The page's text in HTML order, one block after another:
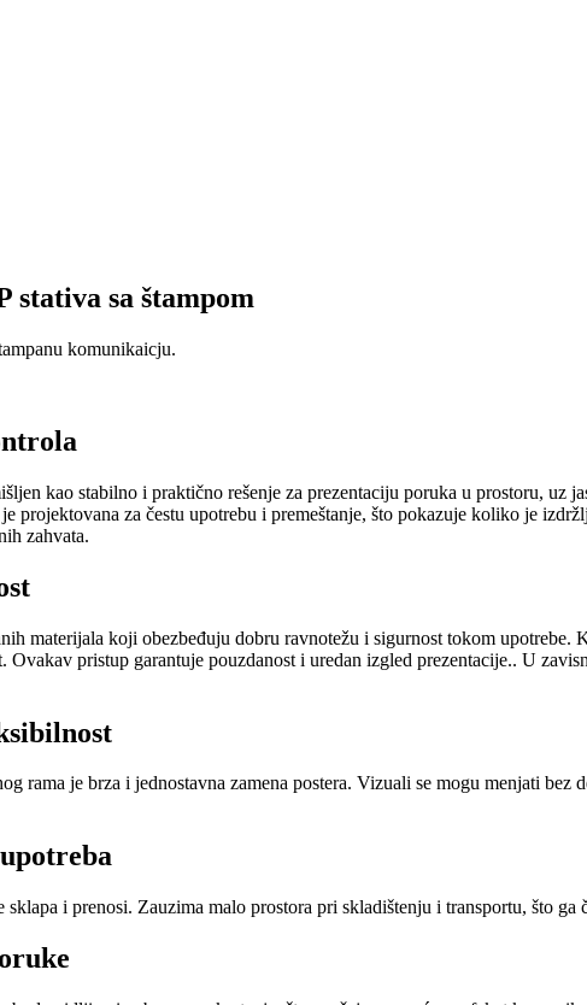
stativa sa štampom
komunikaicju.
kao stabilno i praktično rešenje za prezentaciju poruka u prostoru,
projektovana za čestu upotrebu i premeštanje, što pokazuje koliko je
zahvata.
materijala koji obezbeđuju dobru ravnotežu i sigurnost tokom
Ovakav pristup garantuje pouzdanost i uredan izgled prezentacije.. U
rama je brza i jednostavna zamena postera. Vizuali se mogu menjati
sklapa i prenosi. Zauzima malo prostora pri skladištenju i transportu, što